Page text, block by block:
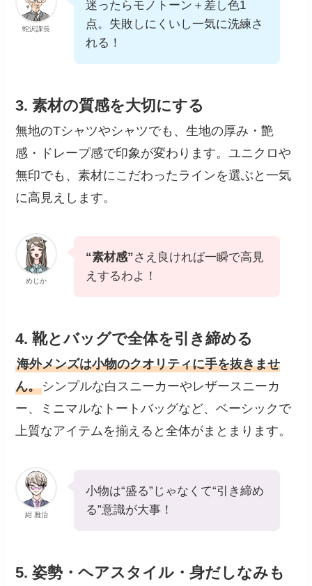
蛇沢課長
迷ったらモノトーン＋差し色1
点。失敗しにくいし一気に洗練さ
れる！
3. 素材の質感を大切にする
無地のTシャツやシャツでも、生地の厚み・艶
感・ドレープ感で印象が変わります。ユニクロや
無印でも、素材にこだわったラインを選ぶと一気
に高見えします。
めじか
“素材感”さえ良ければ一瞬で高見
えするわよ！
4. 靴とバッグで全体を引き締める
海外メンズは小物のクオリティに手を抜きませ
ん。シンプルな白スニーカーやレザースニーカ
ー、ミニマルなトートバッグなど、ベーシックで
上質なアイテムを揃えると全体がまとまります。
紺 雅治
小物は“盛る”じゃなくて“引き締め
る”意識が大事！
5. 姿勢・ヘアスタイル・身だしなみも